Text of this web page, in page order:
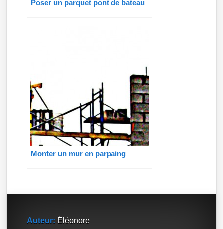
Poser un parquet pont de bateau
Monter un mur en parpaing
Auteur: Éléonore